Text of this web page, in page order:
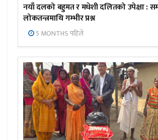
नयाँ दलको बहुमत र मधेशी दलितको उपेक्षा :
लोकतन्त्रमाथि गम्भीर प्रश्न
5 MONTHS पहिले